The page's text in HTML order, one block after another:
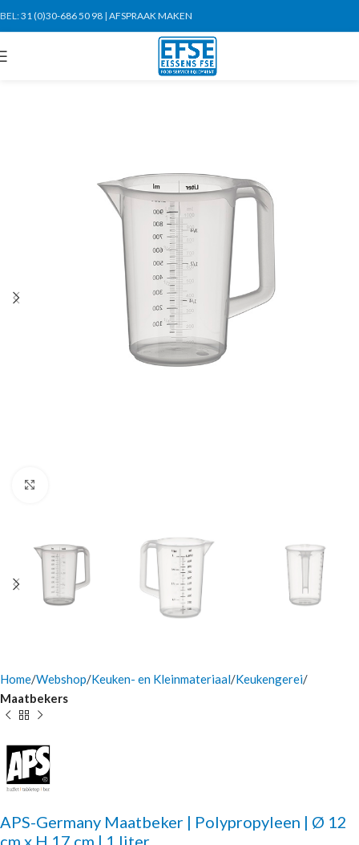
BEL:31 (0)30-686 50 98 | AFSPRAAK MAKEN
Home Webshop Keuken- en Kleinmateriaal Keukengerei
Maatbekers
APS-Germany Maatbeker | Polypropyleen | Ø 12
cm x H 17 cm | 1 liter